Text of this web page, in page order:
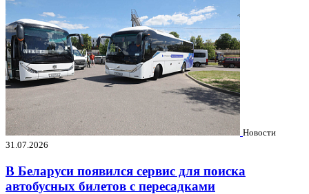
Новости
31.07.2026
В Беларуси появился сервис для поиска
автобусных билетов с пересадками